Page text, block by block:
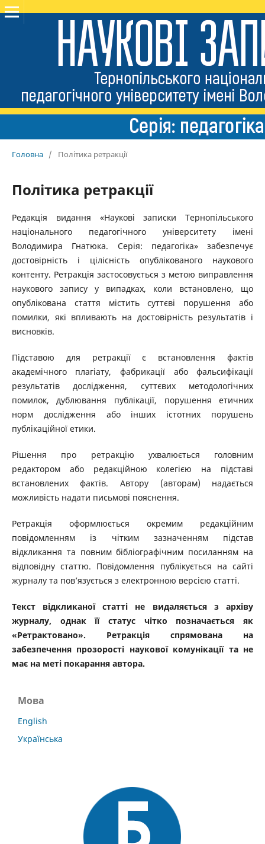
Головна / Політика ретракції
Політика ретракції
Редакція видання «Наукові записки Тернопільського
національного педагогічного університету імені
Володимира Гнатюка. Серія: педагогіка» забезпечує
достовірність і цілісність опублікованого наукового
контенту. Ретракція застосовується з метою виправлення
наукового запису у випадках, коли встановлено, що
опублікована стаття містить суттєві порушення або
помилки, які впливають на достовірність результатів і
висновків.
Підставою для ретракції є встановлення фактів
академічного плагіату, фабрикації або фальсифікації
результатів дослідження, суттєвих методологічних
помилок, дублювання публікації, порушення етичних
норм дослідження або інших істотних порушень
публікаційної етики.
Рішення про ретракцію ухвалюється головним
редактором або редакційною колегією на підставі
встановлених фактів. Автору (авторам) надається
можливість надати письмові пояснення.
Ретракція оформлюється окремим редакційним
повідомленням із чітким зазначенням підстав
відкликання та повним бібліографічним посиланням на
відповідну статтю. Повідомлення публікується на сайті
журналу та пов’язується з електронною версією статті.
Текст відкликаної статті не видаляється з архіву
журналу, однак її статус чітко позначається як
«Ретрактовано». Ретракція спрямована на
забезпечення прозорості наукової комунікації та не
має на меті покарання автора.
Мова
English
Українська